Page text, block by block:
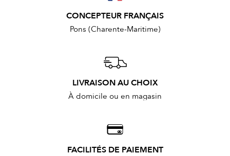
CONCEPTEUR FRANÇAIS
Pons (Charente-Maritime)
LIVRAISON AU CHOIX
À domicile ou en magasin
FACILITÉS DE PAIEMENT